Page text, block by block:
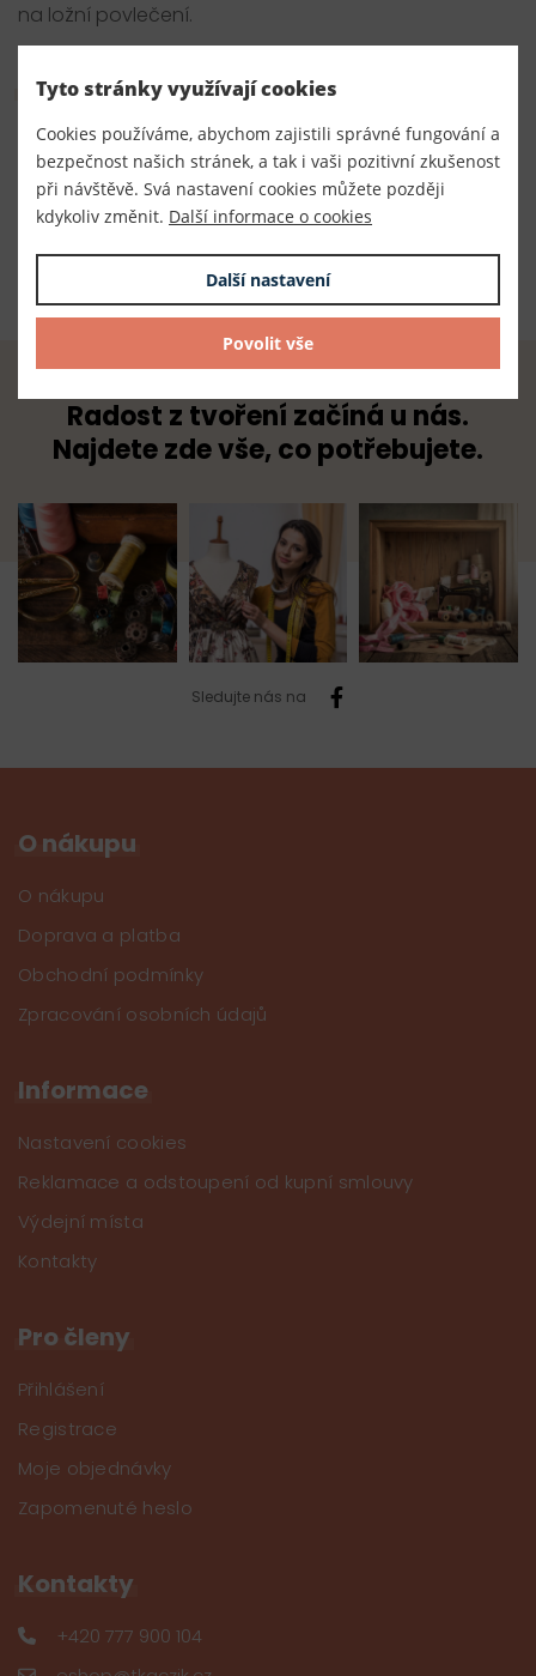
na ložní povlečení.
Parametry
Číslo produktu:
240001
Dodavatel
TKACZIK s.r.o.
Radost z tvoření začíná u nás.
Najdete zde vše, co potřebujete.
Sledujte nás na
O nákupu
O nákupu
Doprava a platba
Obchodní podmínky
Zpracování osobních údajů
Informace
Nastavení cookies
Reklamace a odstoupení od kupní smlouvy
Výdejní místa
Kontakty
Pro členy
Přihlášení
Registrace
Moje objednávky
Zapomenuté heslo
Kontakty
+420 777 900 104
Tyto stránky využívají cookies
Cookies používáme, abychom zajistili správné fungování a
bezpečnost našich stránek, a tak i vaši pozitivní zkušenost
při návštěvě. Svá nastavení cookies můžete později
kdykoliv změnit. Další informace o cookies
Další nastavení
Povolit vše